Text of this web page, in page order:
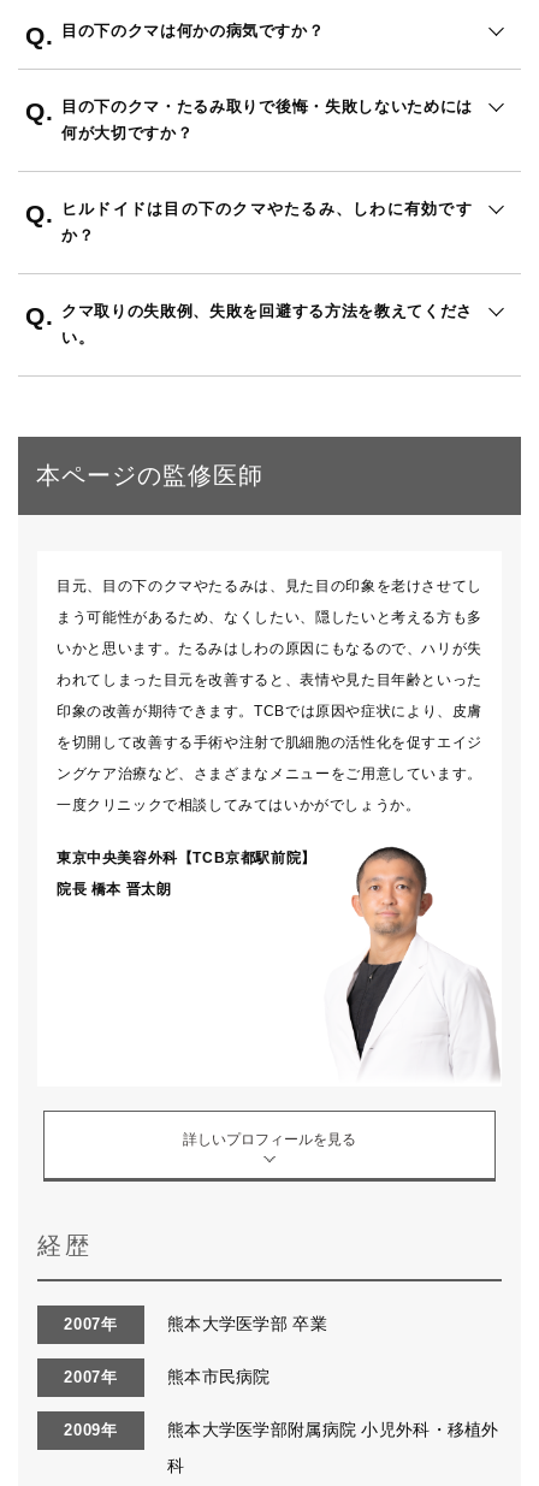
目の下のクマは何かの病気ですか？
目の下のクマ・たるみ取りで後悔・失敗しないためには
何が大切ですか？
ヒルドイドは目の下のクマやたるみ、しわに有効です
か？
クマ取りの失敗例、失敗を回避する方法を教えてくださ
い。
本ページの監修医師
目元、目の下のクマやたるみは、見た目の印象を老けさせてし
まう可能性があるため、なくしたい、隠したいと考える方も多
いかと思います。たるみはしわの原因にもなるので、ハリが失
われてしまった目元を改善すると、表情や見た目年齢といった
印象の改善が期待できます。TCBでは原因や症状により、皮膚
を切開して改善する手術や注射で肌細胞の活性化を促すエイジ
ングケア治療など、さまざまなメニューをご用意しています。
一度クリニックで相談してみてはいかがでしょうか。
東京中央美容外科【TCB京都駅前院】
院長 橋本 晋太朗
詳しいプロフィールを見る
経歴
2007年 熊本大学医学部 卒業
2007年 熊本市民病院
2009年
熊本大学医学部附属病院 小児外科・移植外
科